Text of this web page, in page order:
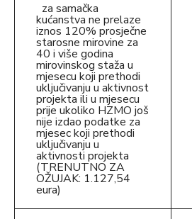
za samačka
kućanstva ne prelaze
iznos 120% prosječne
starosne mirovine za
40 i više godina
mirovinskog staža u
mjesecu koji prethodi
uključivanju u aktivnost
projekta ili u mjesecu
prije ukoliko HZMO još
nije izdao podatke za
mjesec koji prethodi
uključivanju u
aktivnosti projekta
(TRENUTNO ZA
OŽUJAK: 1.127,54
eura)